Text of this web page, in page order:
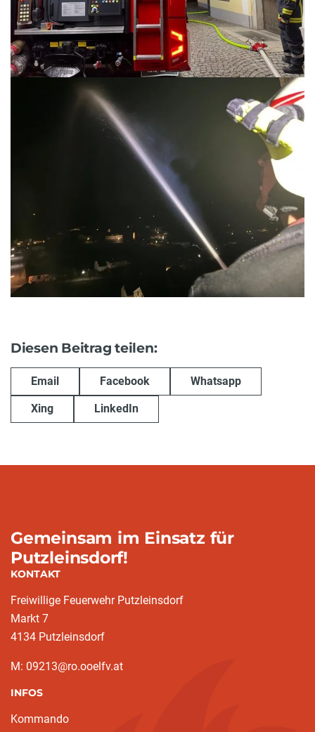
Diesen Beitrag teilen:
Email Facebook Whatsapp
Xing LinkedIn
Gemeinsam im Einsatz für
Putzleinsdorf!
KONTAKT
Freiwillige Feuerwehr Putzleinsdorf
Markt 7
4134 Putzleinsdorf
M: 09213@ro.ooelfv.at
INFOS
Kommando